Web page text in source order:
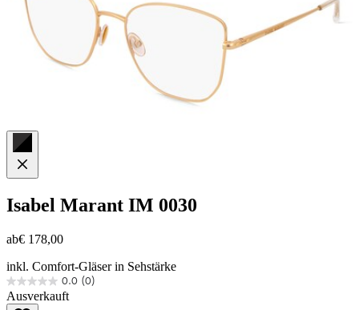
Isabel Marant IM 0030
ab€ 178,00
inkl. Comfort-Gläser in Sehstärke
0.0 (0)
0.0
von
Ausverkauft